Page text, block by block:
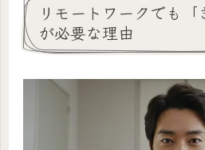
リモートワークでも「
が必要な理由